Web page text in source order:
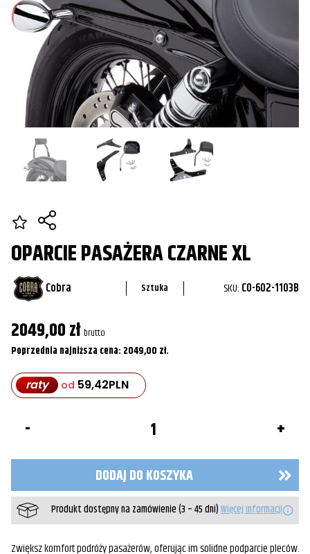
OPARCIE PASAŻERA CZARNE XL
Cobra Sztuka SKU: CO-602-1103B
2049,00zł brutto
Poprzednia najniższa cena: 2049,00 zł.
raty od 59,42PLN
XL
DODAJ DO KOSZYKA
Produkt dostępny na zamówienie (3 – 45 dni)Więcej informacji
Zwiększ komfort podróży pasażerów, oferując im solidne podparcie pleców.